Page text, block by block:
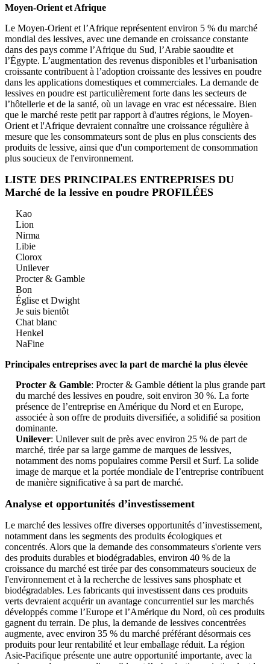
Moyen-Orient et Afrique
Le Moyen-Orient et l’Afrique représentent environ 5 % du marché
mondial des lessives, avec une demande en croissance constante
dans des pays comme l’Afrique du Sud, l’Arabie saoudite et
l’Égypte. L’augmentation des revenus disponibles et l’urbanisation
croissante contribuent à l’adoption croissante des lessives en poudre
dans les applications domestiques et commerciales. La demande de
lessives en poudre est particulièrement forte dans les secteurs de
l’hôtellerie et de la santé, où un lavage en vrac est nécessaire. Bien
que le marché reste petit par rapport à d'autres régions, le Moyen-
Orient et l'Afrique devraient connaître une croissance régulière à
mesure que les consommateurs sont de plus en plus conscients des
produits de lessive, ainsi que d'un comportement de consommation
plus soucieux de l'environnement.
LISTE DES PRINCIPALES ENTREPRISES DU
Marché de la lessive en poudre PROFILÉES
Kao
Lion
Nirma
Libie
Clorox
Unilever
Procter & Gamble
Bon
Église et Dwight
Je suis bientôt
Chat blanc
Henkel
NaFine
Principales entreprises avec la part de marché la plus élevée
Procter & Gamble: Procter & Gamble détient la plus grande part
du marché des lessives en poudre, soit environ 30 %. La forte
présence de l’entreprise en Amérique du Nord et en Europe,
associée à son offre de produits diversifiée, a solidifié sa position
dominante.
Unilever: Unilever suit de près avec environ 25 % de part de
marché, tirée par sa large gamme de marques de lessives,
notamment des noms populaires comme Persil et Surf. La solide
image de marque et la portée mondiale de l’entreprise contribuent
de manière significative à sa part de marché.
Analyse et opportunités d’investissement
Le marché des lessives offre diverses opportunités d’investissement,
notamment dans les segments des produits écologiques et
concentrés. Alors que la demande des consommateurs s'oriente vers
des produits durables et biodégradables, environ 40 % de la
croissance du marché est tirée par des consommateurs soucieux de
l'environnement et à la recherche de lessives sans phosphate et
biodégradables. Les fabricants qui investissent dans ces produits
verts devraient acquérir un avantage concurrentiel sur les marchés
développés comme l’Europe et l’Amérique du Nord, où ces produits
gagnent du terrain. De plus, la demande de lessives concentrées
augmente, avec environ 35 % du marché préférant désormais ces
produits pour leur rentabilité et leur emballage réduit. La région
Asie-Pacifique présente une autre opportunité importante, avec la